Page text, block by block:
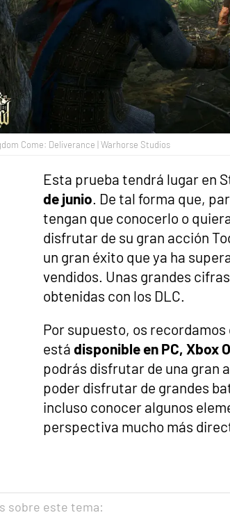
Come: Deliverance | Warhorse Studios
Esta prueba tendrá lugar en
de junio . De tal forma que,
tengan que conocerlo o
disfrutar de su gran acción
un gran éxito que ya ha
vendidos. Unas grandes
obtenidas con los DLC.
Por supuesto, os
está disponible en PC, Xbox
podrás disfrutar de una gran
poder disfrutar de grandes
incluso conocer algunos
perspectiva mucho más
sobre este tema: